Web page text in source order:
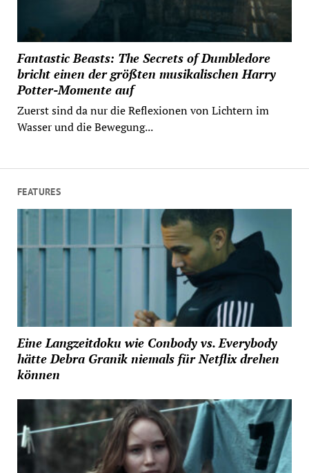
Fantastic Beasts: The Secrets of Dumbledore
bricht einen der größten musikalischen Harry
Potter-Momente auf
Zuerst sind da nur die Reflexionen von Lichtern im
Wasser und die Bewegung...
FEATURES
Eine Langzeitdoku wie Conbody vs. Everybody
hätte Debra Granik niemals für Netflix drehen
können